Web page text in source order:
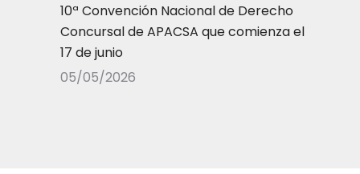
10ª Convención Nacional de Derecho
Concursal de APACSA que comienza el
17 de junio
05/05/2026